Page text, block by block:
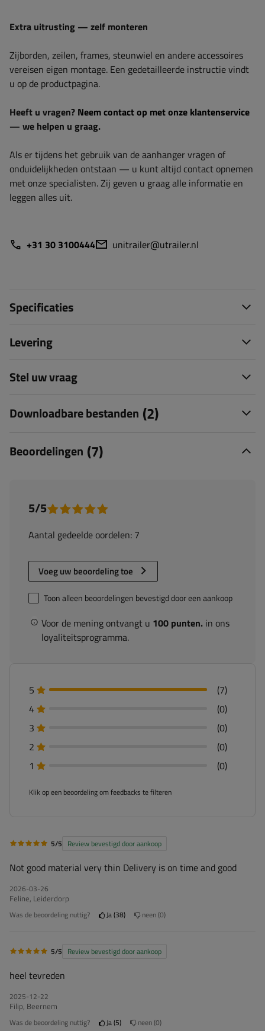
Extra uitrusting — zelf monteren
Zijborden, zeilen, frames, steunwiel en andere accessoires
vereisen eigen montage. Een gedetailleerde instructie vindt
u op de productpagina.
Heeft u vragen? Neem contact op met onze klantenservice
— we helpen u graag.
Als er tijdens het gebruik van de aanhanger vragen of
onduidelijkheden ontstaan — u kunt altijd contact opnemen
met onze specialisten. Zij geven u graag alle informatie en
leggen alles uit.
+31 30 3100444 unitrailer@utrailer.nl
Specificaties
Levering
Stel uw vraag
Downloadbare bestanden (2)
Beoordelingen (7)
5/5
Aantal gedeelde oordelen: 7
Voeg uw beoordeling toe
Voor de mening ontvangt u 100 punten. in ons
loyaliteitsprogramma.
Toon alleen beoordelingen bevestigd door een aankoop
5
(7)
4
(0)
3
(0)
2
(0)
1
(0)
Klik op een beoordeling om feedbacks te filteren
5/5 Review bevestigd door aankoop
Not good material very thin Delivery is on time and good
2026-03-26
Feline, Leiderdorp
Was de beoordeling nuttig? Ja 38 neen 0
5/5 Review bevestigd door aankoop
heel tevreden
2025-12-22
Filip, Beernem
Was de beoordeling nuttig? Ja 5 neen 0